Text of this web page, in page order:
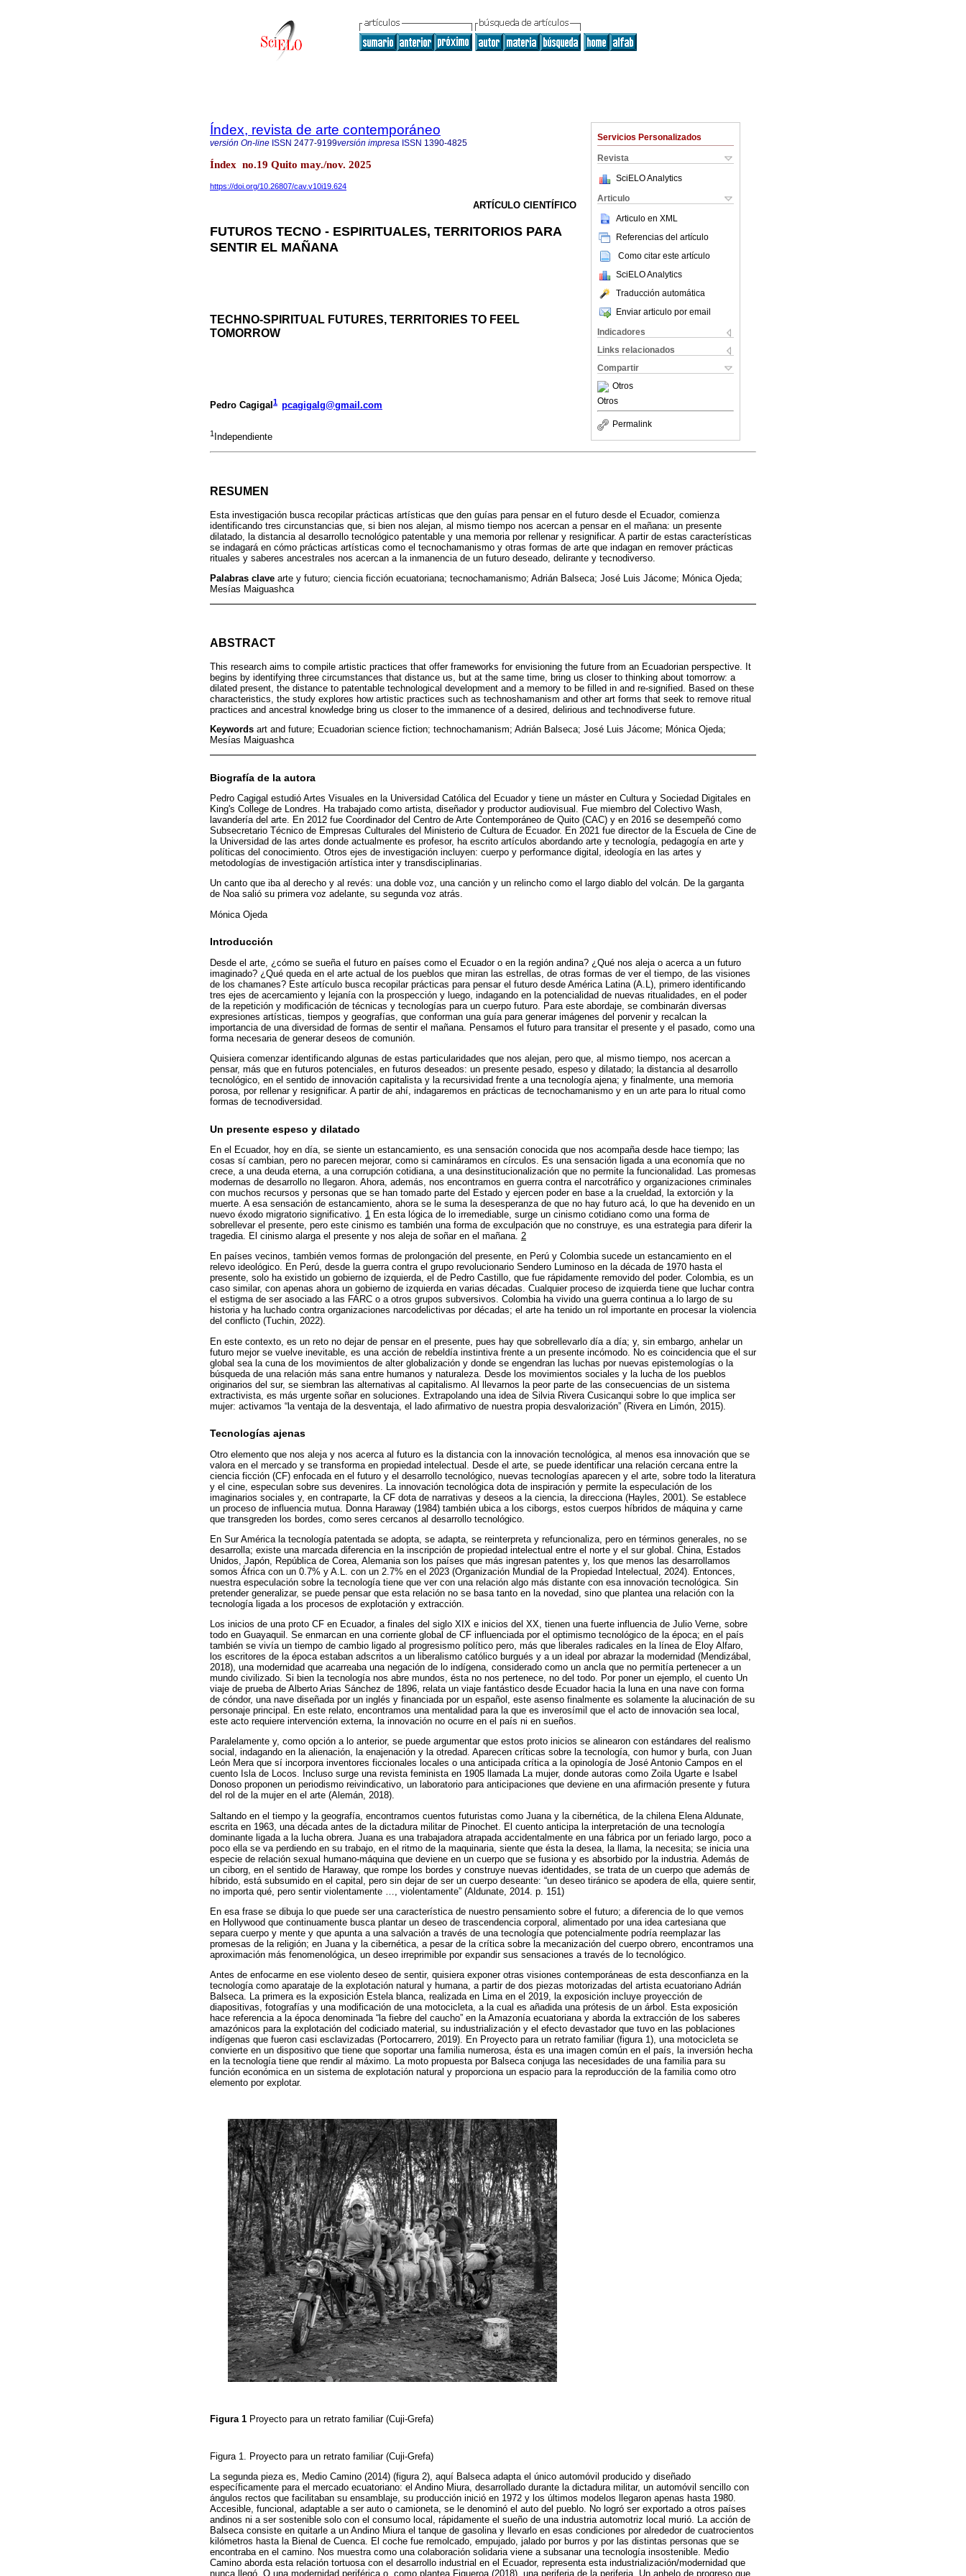
Servicios Personalizados
Revista
SciELO Analytics
Articulo
Articulo en XML
Referencias del artículo
Como citar este artículo
SciELO Analytics
Traducción automática
Enviar articulo por email
Indicadores
Links relacionados
Compartir
Otros
Otros
Permalink
Índex, revista de arte contemporáneo
versión On-line ISSN 2477-9199versión impresa ISSN 1390-4825
Índex no.19 Quito may./nov. 2025
https://doi.org/10.26807/cav.v10i19.624
ARTÍCULO CIENTÍFICO
FUTUROS TECNO - ESPIRITUALES, TERRITORIOS PARA
SENTIR EL MAÑANA
TECHNO-SPIRITUAL FUTURES, TERRITORIES TO FEEL
TOMORROW
Pedro Cagigal 1 pcagigalg@gmail.com
1 Independiente
RESUMEN
Esta investigación busca recopilar prácticas artísticas que den guías para pensar en el futuro desde el Ecuador, comienza
identificando tres circunstancias que, si bien nos alejan, al mismo tiempo nos acercan a pensar en el mañana: un presente
dilatado, la distancia al desarrollo tecnológico patentable y una memoria por rellenar y resignificar. A partir de estas características
se indagará en cómo prácticas artísticas como el tecnochamanismo y otras formas de arte que indagan en remover prácticas
rituales y saberes ancestrales nos acercan a la inmanencia de un futuro deseado, delirante y tecnodiverso.
Palabras clave arte y futuro; ciencia ficción ecuatoriana; tecnochamanismo; Adrián Balseca; José Luis Jácome; Mónica Ojeda;
Mesías Maiguashca
ABSTRACT
This research aims to compile artistic practices that offer frameworks for envisioning the future from an Ecuadorian perspective. It
begins by identifying three circumstances that distance us, but at the same time, bring us closer to thinking about tomorrow: a
dilated present, the distance to patentable technological development and a memory to be filled in and re-signified. Based on these
characteristics, the study explores how artistic practices such as technoshamanism and other art forms that seek to remove ritual
practices and ancestral knowledge bring us closer to the immanence of a desired, delirious and technodiverse future.
Keywords art and future; Ecuadorian science fiction; technochamanism; Adrián Balseca; José Luis Jácome; Mónica Ojeda;
Mesías Maiguashca
Biografía de la autora
Pedro Cagigal estudió Artes Visuales en la Universidad Católica del Ecuador y tiene un máster en Cultura y Sociedad Digitales en
King's College de Londres. Ha trabajado como artista, diseñador y productor audiovisual. Fue miembro del Colectivo Wash,
lavandería del arte. En 2012 fue Coordinador del Centro de Arte Contemporáneo de Quito (CAC) y en 2016 se desempeñó como
Subsecretario Técnico de Empresas Culturales del Ministerio de Cultura de Ecuador. En 2021 fue director de la Escuela de Cine de
la Universidad de las artes donde actualmente es profesor, ha escrito artículos abordando arte y tecnología, pedagogía en arte y
políticas del conocimiento. Otros ejes de investigación incluyen: cuerpo y performance digital, ideología en las artes y
metodologías de investigación artística inter y transdisciplinarias.
Un canto que iba al derecho y al revés: una doble voz, una canción y un relincho como el largo diablo del volcán. De la garganta
de Noa salió su primera voz adelante, su segunda voz atrás.
Mónica Ojeda
Introducción
Desde el arte, ¿cómo se sueña el futuro en países como el Ecuador o en la región andina? ¿Qué nos aleja o acerca a un futuro
imaginado? ¿Qué queda en el arte actual de los pueblos que miran las estrellas, de otras formas de ver el tiempo, de las visiones
de los chamanes? Este artículo busca recopilar prácticas para pensar el futuro desde América Latina (A.L), primero identificando
tres ejes de acercamiento y lejanía con la prospección y luego, indagando en la potencialidad de nuevas ritualidades, en el poder
de la repetición y modificación de técnicas y tecnologías para un cuerpo futuro. Para este abordaje, se combinarán diversas
expresiones artísticas, tiempos y geografías, que conforman una guía para generar imágenes del porvenir y recalcan la
importancia de una diversidad de formas de sentir el mañana. Pensamos el futuro para transitar el presente y el pasado, como una
forma necesaria de generar deseos de comunión.
Quisiera comenzar identificando algunas de estas particularidades que nos alejan, pero que, al mismo tiempo, nos acercan a
pensar, más que en futuros potenciales, en futuros deseados: un presente pesado, espeso y dilatado; la distancia al desarrollo
tecnológico, en el sentido de innovación capitalista y la recursividad frente a una tecnología ajena; y finalmente, una memoria
porosa, por rellenar y resignificar. A partir de ahí, indagaremos en prácticas de tecnochamanismo y en un arte para lo ritual como
formas de tecnodiversidad.
Un presente espeso y dilatado
En el Ecuador, hoy en día, se siente un estancamiento, es una sensación conocida que nos acompaña desde hace tiempo; las
cosas sí cambian, pero no parecen mejorar, como si camináramos en círculos. Es una sensación ligada a una economía que no
crece, a una deuda eterna, a una corrupción cotidiana, a una desinstitucionalización que no permite la funcionalidad. Las promesas
modernas de desarrollo no llegaron. Ahora, además, nos encontramos en guerra contra el narcotráfico y organizaciones criminales
con muchos recursos y personas que se han tomado parte del Estado y ejercen poder en base a la crueldad, la extorción y la
muerte. A esa sensación de estancamiento, ahora se le suma la desesperanza de que no hay futuro acá, lo que ha devenido en un
nuevo éxodo migratorio significativo. 1 En esta lógica de lo irremediable, surge un cinismo cotidiano como una forma de
sobrellevar el presente, pero este cinismo es también una forma de exculpación que no construye, es una estrategia para diferir la
tragedia. El cinismo alarga el presente y nos aleja de soñar en el mañana. 2
En países vecinos, también vemos formas de prolongación del presente, en Perú y Colombia sucede un estancamiento en el
relevo ideológico. En Perú, desde la guerra contra el grupo revolucionario Sendero Luminoso en la década de 1970 hasta el
presente, solo ha existido un gobierno de izquierda, el de Pedro Castillo, que fue rápidamente removido del poder. Colombia, es un
caso similar, con apenas ahora un gobierno de izquierda en varias décadas. Cualquier proceso de izquierda tiene que luchar contra
el estigma de ser asociado a las FARC o a otros grupos subversivos. Colombia ha vivido una guerra continua a lo largo de su
historia y ha luchado contra organizaciones narcodelictivas por décadas; el arte ha tenido un rol importante en procesar la violencia
del conflicto (Tuchin, 2022).
En este contexto, es un reto no dejar de pensar en el presente, pues hay que sobrellevarlo día a día; y, sin embargo, anhelar un
futuro mejor se vuelve inevitable, es una acción de rebeldía instintiva frente a un presente incómodo. No es coincidencia que el sur
global sea la cuna de los movimientos de alter globalización y donde se engendran las luchas por nuevas epistemologías o la
búsqueda de una relación más sana entre humanos y naturaleza. Desde los movimientos sociales y la lucha de los pueblos
originarios del sur, se siembran las alternativas al capitalismo. Al llevarnos la peor parte de las consecuencias de un sistema
extractivista, es más urgente soñar en soluciones. Extrapolando una idea de Silvia Rivera Cusicanqui sobre lo que implica ser
mujer: activamos “la ventaja de la desventaja, el lado afirmativo de nuestra propia desvalorización” (Rivera en Limón, 2015).
Tecnologías ajenas
Otro elemento que nos aleja y nos acerca al futuro es la distancia con la innovación tecnológica, al menos esa innovación que se
valora en el mercado y se transforma en propiedad intelectual. Desde el arte, se puede identificar una relación cercana entre la
ciencia ficción (CF) enfocada en el futuro y el desarrollo tecnológico, nuevas tecnologías aparecen y el arte, sobre todo la literatura
y el cine, especulan sobre sus devenires. La innovación tecnológica dota de inspiración y permite la especulación de los
imaginarios sociales y, en contraparte, la CF dota de narrativas y deseos a la ciencia, la direcciona (Hayles, 2001). Se establece
un proceso de influencia mutua. Donna Haraway (1984) también ubica a los ciborgs, estos cuerpos híbridos de máquina y carne
que transgreden los bordes, como seres cercanos al desarrollo tecnológico.
En Sur América la tecnología patentada se adopta, se adapta, se reinterpreta y refuncionaliza, pero en términos generales, no se
desarrolla; existe una marcada diferencia en la inscripción de propiedad intelectual entre el norte y el sur global. China, Estados
Unidos, Japón, República de Corea, Alemania son los países que más ingresan patentes y, los que menos las desarrollamos
somos África con un 0.7% y A.L. con un 2.7% en el 2023 (Organización Mundial de la Propiedad Intelectual, 2024). Entonces,
nuestra especulación sobre la tecnología tiene que ver con una relación algo más distante con esa innovación tecnológica. Sin
pretender generalizar, se puede pensar que esta relación no se basa tanto en la novedad, sino que plantea una relación con la
tecnología ligada a los procesos de explotación y extracción.
Los inicios de una proto CF en Ecuador, a finales del siglo XIX e inicios del XX, tienen una fuerte influencia de Julio Verne, sobre
todo en Guayaquil. Se enmarcan en una corriente global de CF influenciada por el optimismo tecnológico de la época; en el país
también se vivía un tiempo de cambio ligado al progresismo político pero, más que liberales radicales en la línea de Eloy Alfaro,
los escritores de la época estaban adscritos a un liberalismo católico burgués y a un ideal por abrazar la modernidad (Mendizábal,
2018), una modernidad que acarreaba una negación de lo indígena, considerado como un ancla que no permitía pertenecer a un
mundo civilizado. Si bien la tecnología nos abre mundos, ésta no nos pertenece, no del todo. Por poner un ejemplo, el cuento Un
viaje de prueba de Alberto Arias Sánchez de 1896, relata un viaje fantástico desde Ecuador hacia la luna en una nave con forma
de cóndor, una nave diseñada por un inglés y financiada por un español, este asenso finalmente es solamente la alucinación de su
personaje principal. En este relato, encontramos una mentalidad para la que es inverosímil que el acto de innovación sea local,
este acto requiere intervención externa, la innovación no ocurre en el país ni en sueños.
Paralelamente y, como opción a lo anterior, se puede argumentar que estos proto inicios se alinearon con estándares del realismo
social, indagando en la alienación, la enajenación y la otredad. Aparecen críticas sobre la tecnología, con humor y burla, con Juan
León Mera que sí incorpora inventores ficcionales locales o una anticipada crítica a la opinología de José Antonio Campos en el
cuento Isla de Locos. Incluso surge una revista feminista en 1905 llamada La mujer, donde autoras como Zoila Ugarte e Isabel
Donoso proponen un periodismo reivindicativo, un laboratorio para anticipaciones que deviene en una afirmación presente y futura
del rol de la mujer en el arte (Alemán, 2018).
Saltando en el tiempo y la geografía, encontramos cuentos futuristas como Juana y la cibernética, de la chilena Elena Aldunate,
escrita en 1963, una década antes de la dictadura militar de Pinochet. El cuento anticipa la interpretación de una tecnología
dominante ligada a la lucha obrera. Juana es una trabajadora atrapada accidentalmente en una fábrica por un feriado largo, poco a
poco ella se va perdiendo en su trabajo, en el ritmo de la maquinaria, siente que ésta la desea, la llama, la necesita; se inicia una
especie de relación sexual humano-máquina que deviene en un cuerpo que se fusiona y es absorbido por la industria. Además de
un ciborg, en el sentido de Haraway, que rompe los bordes y construye nuevas identidades, se trata de un cuerpo que además de
híbrido, está subsumido en el capital, pero sin dejar de ser un cuerpo deseante: “un deseo tiránico se apodera de ella, quiere sentir,
no importa qué, pero sentir violentamente …, violentamente” (Aldunate, 2014. p. 151)
En esa frase se dibuja lo que puede ser una característica de nuestro pensamiento sobre el futuro; a diferencia de lo que vemos
en Hollywood que continuamente busca plantar un deseo de trascendencia corporal, alimentado por una idea cartesiana que
separa cuerpo y mente y que apunta a una salvación a través de una tecnología que potencialmente podría reemplazar las
promesas de la religión; en Juana y la cibernética, a pesar de la crítica sobre la mecanización del cuerpo obrero, encontramos una
aproximación más fenomenológica, un deseo irreprimible por expandir sus sensaciones a través de lo tecnológico.
Antes de enfocarme en ese violento deseo de sentir, quisiera exponer otras visiones contemporáneas de esta desconfianza en la
tecnología como aparataje de la explotación natural y humana, a partir de dos piezas motorizadas del artista ecuatoriano Adrián
Balseca. La primera es la exposición Estela blanca, realizada en Lima en el 2019, la exposición incluye proyección de
diapositivas, fotografías y una modificación de una motocicleta, a la cual es añadida una prótesis de un árbol. Esta exposición
hace referencia a la época denominada “la fiebre del caucho” en la Amazonía ecuatoriana y aborda la extracción de los saberes
amazónicos para la explotación del codiciado material, su industrialización y el efecto devastador que tuvo en las poblaciones
indígenas que fueron casi esclavizadas (Portocarrero, 2019). En Proyecto para un retrato familiar (figura 1), una motocicleta se
convierte en un dispositivo que tiene que soportar una familia numerosa, ésta es una imagen común en el país, la inversión hecha
en la tecnología tiene que rendir al máximo. La moto propuesta por Balseca conjuga las necesidades de una familia para su
función económica en un sistema de explotación natural y proporciona un espacio para la reproducción de la familia como otro
elemento por explotar.
Figura 1 Proyecto para un retrato familiar (Cuji-Grefa)
Figura 1. Proyecto para un retrato familiar (Cuji-Grefa)
La segunda pieza es, Medio Camino (2014) (figura 2), aquí Balseca adapta el único automóvil producido y diseñado
específicamente para el mercado ecuatoriano: el Andino Miura, desarrollado durante la dictadura militar, un automóvil sencillo con
ángulos rectos que facilitaban su ensamblaje, su producción inició en 1972 y los últimos modelos llegaron apenas hasta 1980.
Accesible, funcional, adaptable a ser auto o camioneta, se le denominó el auto del pueblo. No logró ser exportado a otros países
andinos ni a ser sostenible solo con el consumo local, rápidamente el sueño de una industria automotriz local murió. La acción de
Balseca consiste en quitarle a un Andino Miura el tanque de gasolina y llevarlo en esas condiciones por alrededor de cuatrocientos
kilómetros hasta la Bienal de Cuenca. El coche fue remolcado, empujado, jalado por burros y por las distintas personas que se
encontraba en el camino. Nos muestra como una colaboración solidaria viene a subsanar una tecnología insostenible. Medio
Camino aborda esta relación tortuosa con el desarrollo industrial en el Ecuador, representa esta industrialización/modernidad que
nunca llegó. O una modernidad periférica o, como plantea Figueroa (2018), una periferia de la periferia. Un anhelo de progreso que